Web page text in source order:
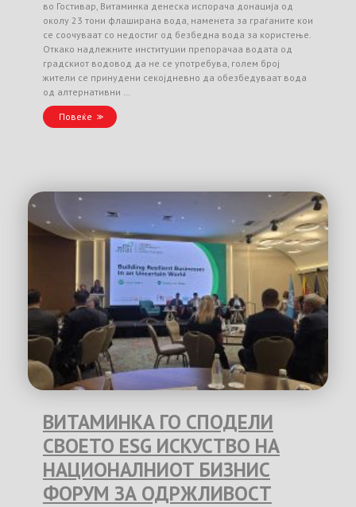
во Гостивар, Витаминка денеска испорача донација од
околу 23 тони флаширана вода, наменета за граѓаните кои
се соочуваат со недостиг од безбедна вода за користење.
Откако надлежните институции препорачаа водата од
градскиот водовод да не се употребува, голем број
жители се принудени секојдневно да обезбедуваат вода
од алтернативни …
Повеќе
ВИТАМИНКА ГО СПОДЕЛИ
СВОЕТО ESG ИСКУСТВО НА
НАЦИОНАЛНИОТ БИЗНИС
ФОРУМ ЗА ОДРЖЛИВОСТ